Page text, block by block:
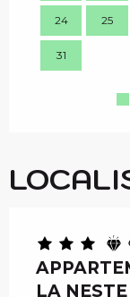
24 25
31
LA NESTE